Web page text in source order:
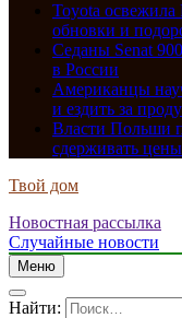
Toyota освежила
обновки и
Седаны Senat
в России
Американцы
и ездить за
Власти Польши
сдерживать
Твой дом
Новостная рассылка
Случайные новости
Меню
Найти: